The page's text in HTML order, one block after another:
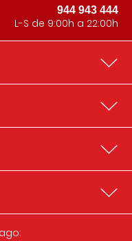
944 943 444
L-S de 9:00h a 22:00h